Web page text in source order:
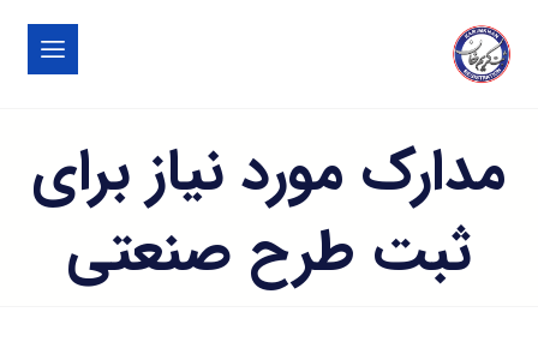
مدارک مورد نیاز برای
ثبت طرح صنعتی